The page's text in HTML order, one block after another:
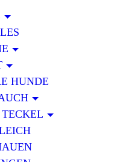
HUNDE
TECKEL